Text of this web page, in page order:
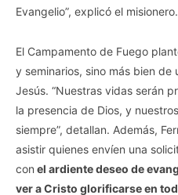
Evangelio”, explicó el misionero.
El Campamento de Fuego
y seminarios, sino más bien
Jesús. “Nuestras vidas serán
la presencia de Dios, y
siempre”, detallan. Además,
asistir quienes envíen una
con el ardiente deseo de
ver a Cristo glorificarse en